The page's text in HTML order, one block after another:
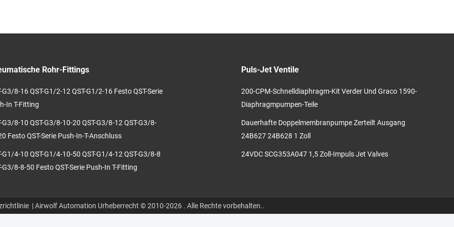
Rohr-Fittings
G3/8-16 QST-G1/2-12 QST-G1/2-16 Festo QST-Serie
In T-Fitting
G3/8-10 QST-G3/8-10-20 QST-G3/8-12 QST-G3/8-
Festo QST-Serie Push-In-T-Anschluss
G1/4-10 QST-G1/4-10-50 QST-G1/4-12 QST-G3/8-8
G3/8-8-50 Festo QST-Serie Push-In T-Fitting
Puls-Jet Ventile
200-CPM-Schnelldiaphragm-Kit Verder Und Graco 1590-
Diaphragmpumpen-Teile
Dauerhafte Doppelmembranpumpe Zerteilt Ausgang
24B627 24B628 1 Zoll
24VDC SCG353A047 1,5 Zoll-Impuls Jet Valves
| Airwolf Automation Urheberrecht © 2010-2026 . Alle Rechte vorbehalten..